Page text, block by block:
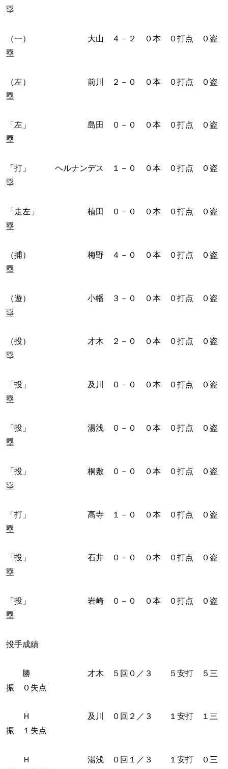
塁
（一） 大山 ４－２ ０本 ０打点 ０盗
塁
（左） 前川 ２－０ ０本 ０打点 ０盗
塁
「左」 島田 ０－０ ０本 ０打点 ０盗
塁
「打」 ヘルナンデス １－０ ０本 ０打点 ０盗
塁
「走左」 植田 ０－０ ０本 ０打点 ０盗
塁
（捕） 梅野 ４－０ ０本 ０打点 ０盗
塁
（遊） 小幡 ３－０ ０本 ０打点 ０盗
塁
（投） 才木 ２－０ ０本 ０打点 ０盗
塁
「投」 及川 ０－０ ０本 ０打点 ０盗
塁
「投」 湯浅 ０－０ ０本 ０打点 ０盗
塁
「投」 桐敷 ０－０ ０本 ０打点 ０盗
塁
「打」 髙寺 １－０ ０本 ０打点 ０盗
塁
「投」 石井 ０－０ ０本 ０打点 ０盗
塁
「投」 岩崎 ０－０ ０本 ０打点 ０盗
塁
投手成績
勝 才木 ５回０／３ ５安打 ５三
振 ０失点
Ｈ 及川 ０回２／３ １安打 １三
振 １失点
Ｈ 湯浅 ０回１／３ １安打 ０三